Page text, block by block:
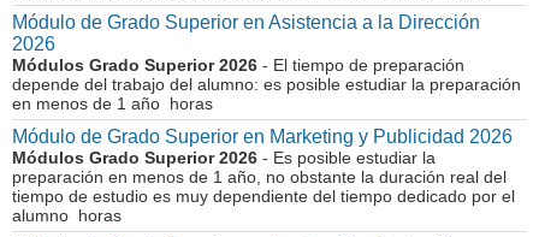
Módulo de Grado Superior en Asistencia a la Dirección
2026
Módulos Grado Superior 2026 - El tiempo de preparación
depende del trabajo del alumno: es posible estudiar la preparación
en menos de 1 año horas
Módulo de Grado Superior en Marketing y Publicidad 2026
Módulos Grado Superior 2026 - Es posible estudiar la
preparación en menos de 1 año, no obstante la duración real del
tiempo de estudio es muy dependiente del tiempo dedicado por el
alumno horas